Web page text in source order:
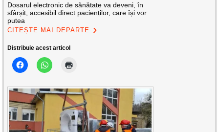
Dosarul electronic de sănătate va deveni, în
sfârșit, accesibil direct pacienților, care își vor
putea
CITEȘTE MAI DEPARTE
Distribuie acest articol